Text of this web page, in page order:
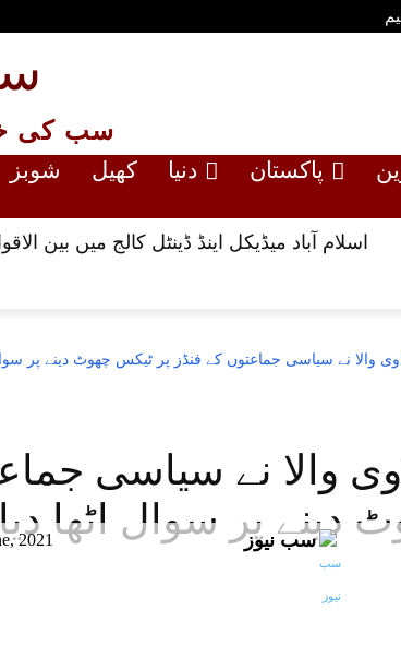
سب کی
پاکستان دنیا کھیل شوبز
اسلام آباد میڈیکل اینڈ ڈینٹل کالج میں بین
والا نے سیاسی جماعتوں کے فنڈز پر ٹیکس چھوٹ دینے پر سوال
والا نے سیاسی
دینے پر سوال اٹھا دیا
2021 سب نیوز